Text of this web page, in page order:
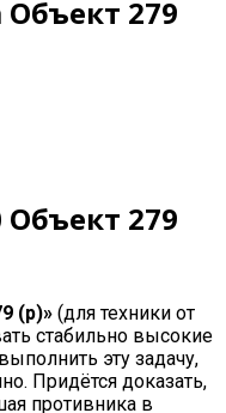
279
Объект 279
(р)» (для техники от
стабильно высокие
эту задачу,
Придётся доказать,
противника в